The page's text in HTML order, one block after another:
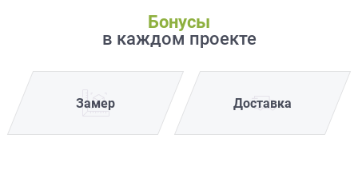
Бонусы
в каждом проекте
Замер Доставка